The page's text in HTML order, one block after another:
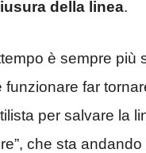
della linea.
è sempre più
funzionare far
per salvare la
che sta